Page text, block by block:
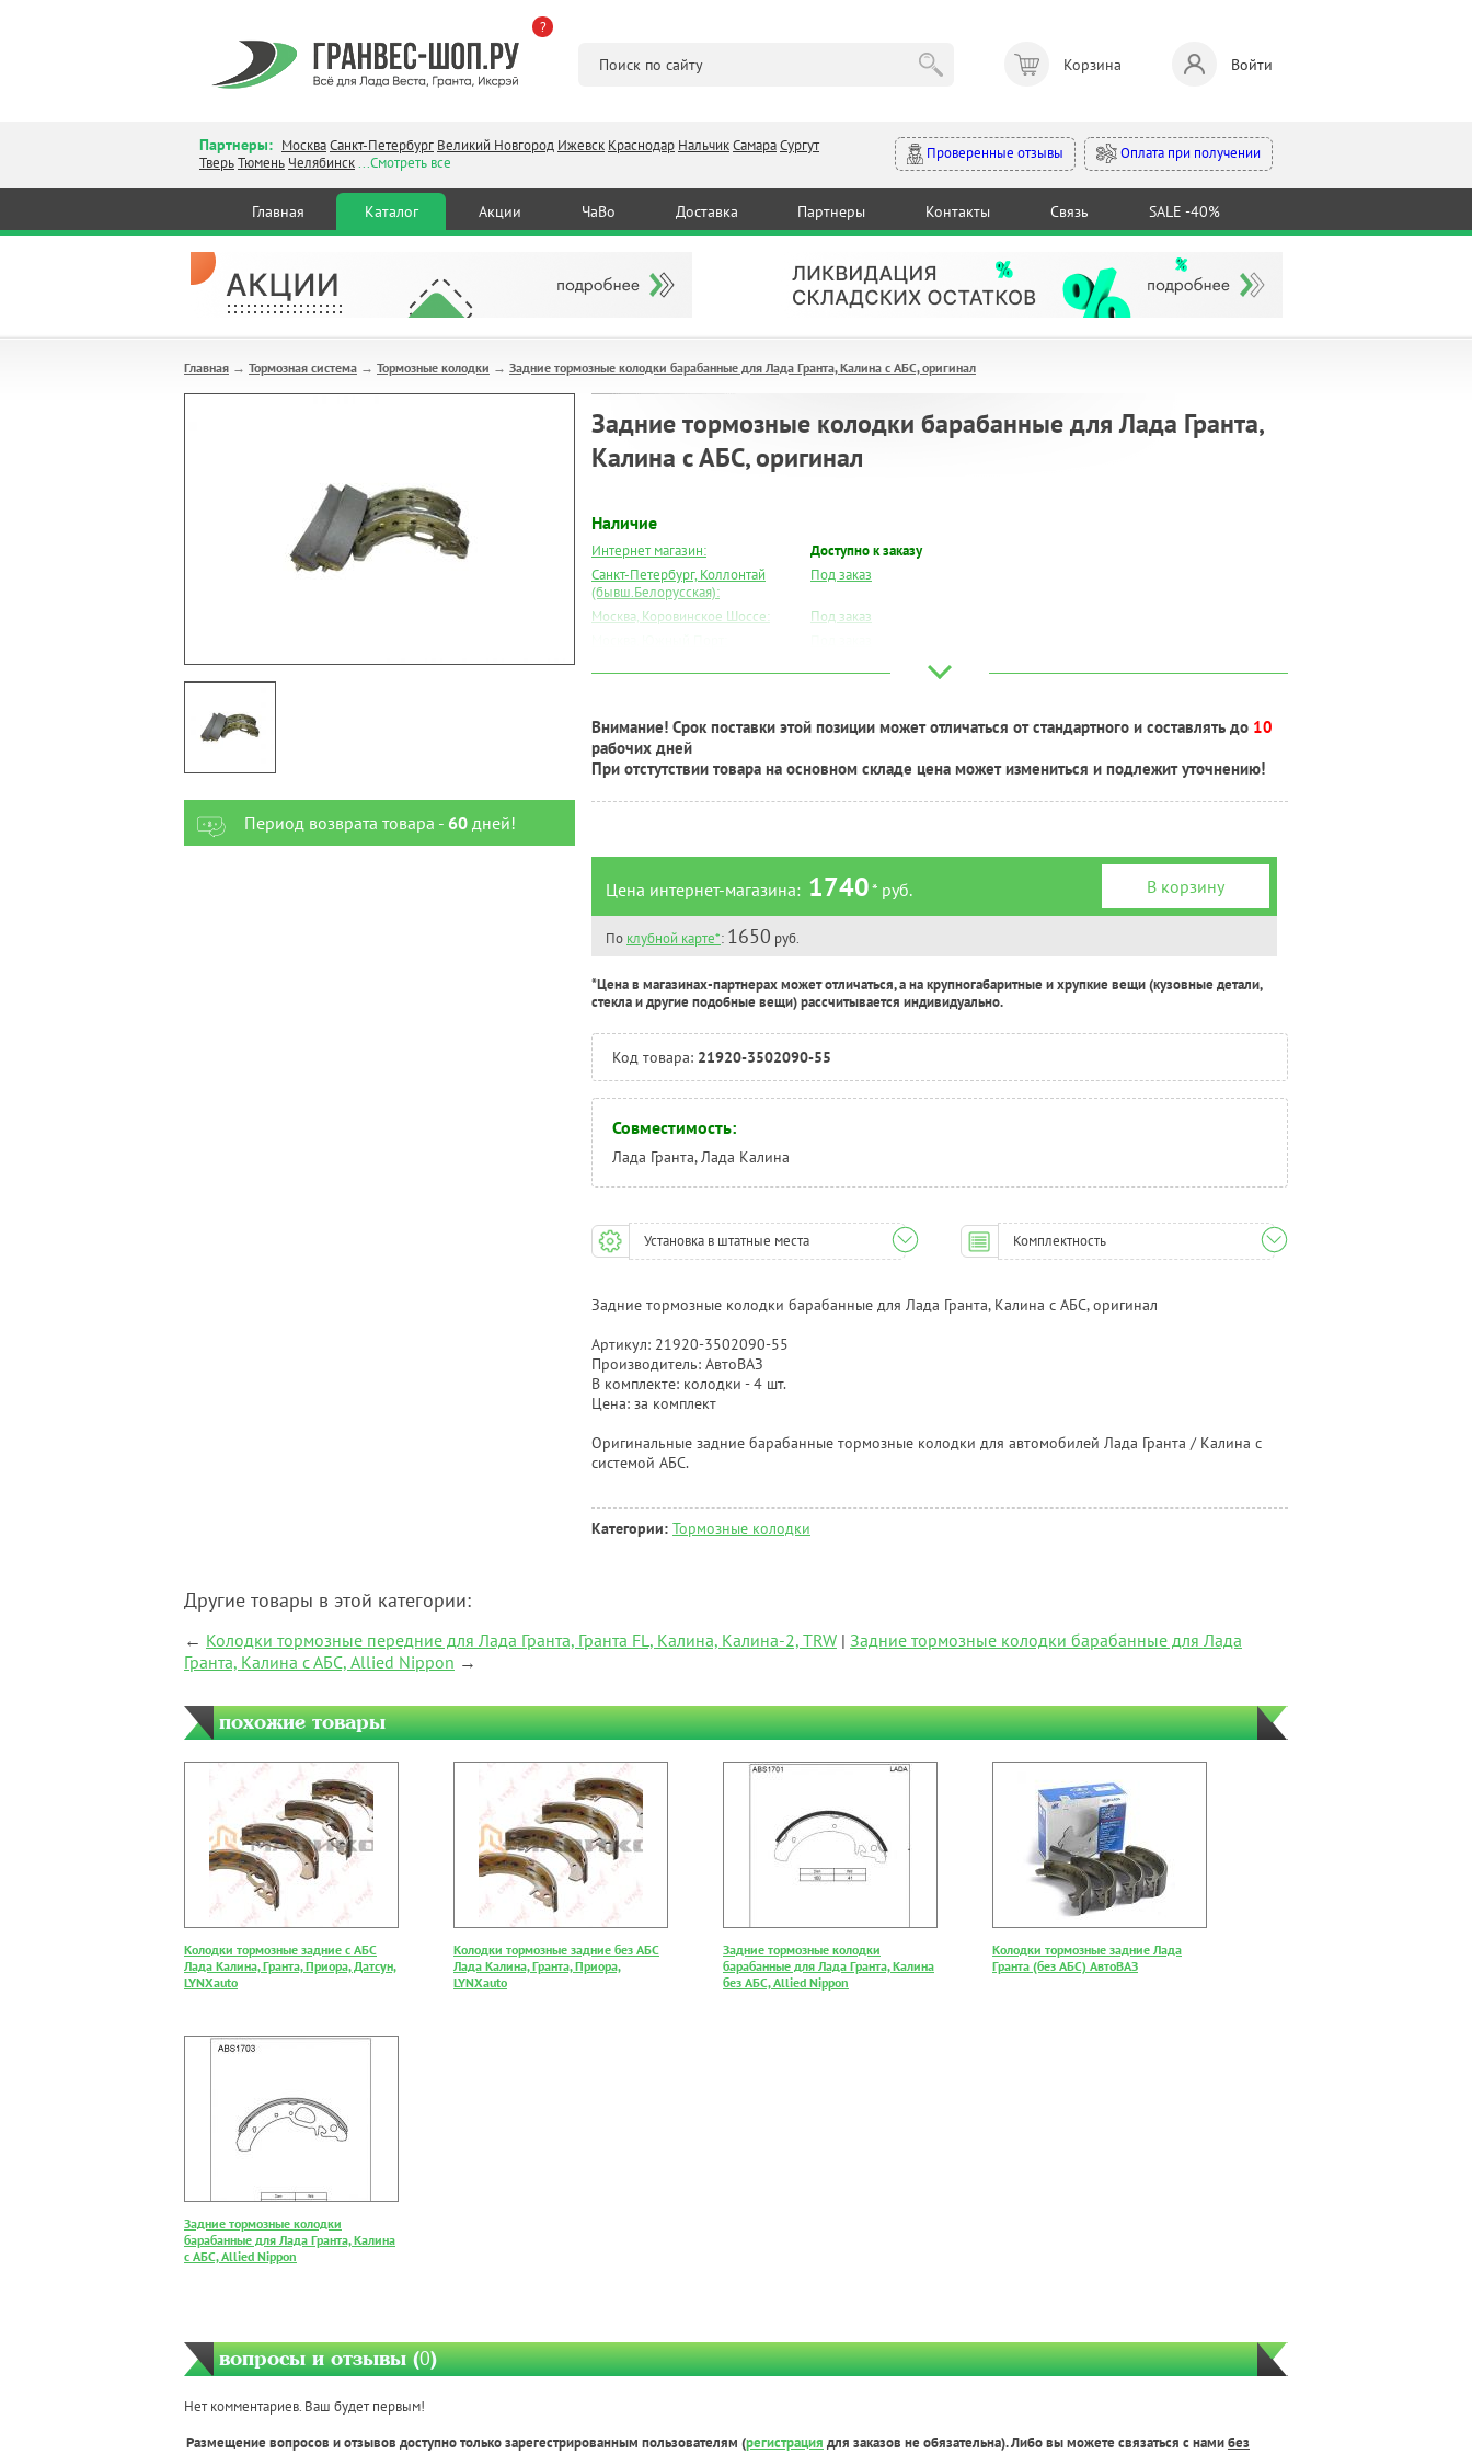
?
Корзина Войти
Партнеры: МоскваСанкт-Петербург Великий Новгород Ижевск Краснодар НальчикСамараСургут
ТверьТюмень Челябинск...Смотреть все
Проверенные отзывы Оплата при получении
Главная Каталог Акции ЧаВо Доставка Партнеры Контакты Связь SALE -40%
Главная → Тормозная система → Тормозные колодки → Задние тормозные колодки барабанные для Лада Гранта, Калина с АБС, оригинал
Период возврата товара - 60дней!
Задние тормозные колодки барабанные для Лада Гранта,
Калина с АБС, оригинал
Наличие
Интернет магазин:
Доступно к заказу
Санкт-Петербург, Коллонтай
(бывш.Белорусская):
Под заказ
Москва, Коровинское Шоссе:
Под заказ
Самара:
Под заказ
Тверь:
Внимание! Срок поставки этой позиции может отличаться от стандартного и составлять до 10
рабочих дней
При отстутствии товара на основном складе цена может измениться и подлежит уточнению!
Цена интернет-магазина: 1740* руб. В корзину
По клубной карте*: 1650 руб.
*Цена в магазинах-партнерах может отличаться, а на крупногабаритные и хрупкие вещи (кузовные детали,
стекла и другие подобные вещи) рассчитывается индивидуально.
Код товара: 21920-3502090-55
Совместимость:
Лада Гранта, Лада Калина
Установка в штатные места Комплектность
Задние тормозные колодки барабанные для Лада Гранта, Калина с АБС, оригинал
Артикул: 21920-3502090-55
Производитель: АвтоВАЗ
В комплекте: колодки - 4 шт.
Цена: за комплект
Оригинальные задние барабанные тормозные колодки для автомобилей Лада Гранта / Калина с
системой АБС.
Категории: Тормозные колодки
Другие товары в этой категории:
← Колодки тормозные передние для Лада Гранта, Гранта FL, Калина, Калина-2, TRW | Задние тормозные колодки барабанные для Лада
Гранта, Калина с АБС, Allied Nippon →
похожие товары
Колодки тормозные задние с АБС
Лада Калина, Гранта, Приора, Датсун,
LYNXauto
Колодки тормозные задние без АБС
Лада Калина, Гранта, Приора,
LYNXauto
Задние тормозные колодки
барабанные для Лада Гранта, Калина
без АБС, Allied Nippon
Колодки тормозные задние Лада
Гранта (без АБС) АвтоВАЗ
Задние тормозные колодки
барабанные для Лада Гранта, Калина
с АБС, Allied Nippon
вопросы и отзывы (0)
Нет комментариев. Ваш будет первым!
Размещение вопросов и отзывов доступно только зарегестрированным пользователям (регистрация для заказов не обязательна). Либо вы можете связаться с намибез